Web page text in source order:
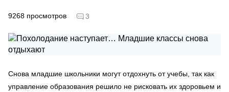
9268 просмотров 3
Снова младшие школьники могут отдохнуть от учебы, так как
управление образования решило не рисковать их здоровьем и